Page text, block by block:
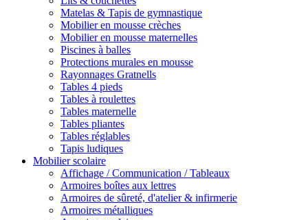
Matelas & Tapis de gymnastique
Mobilier en mousse crèches
Mobilier en mousse maternelles
Piscines à balles
Protections murales en mousse
Rayonnages Gratnells
Tables 4 pieds
Tables à roulettes
Tables maternelle
Tables pliantes
Tables réglables
Tapis ludiques
Mobilier scolaire
Affichage / Communication / Tableaux
Armoires boîtes aux lettres
Armoires de sûreté, d'atelier & infirmerie
Armoires métalliques